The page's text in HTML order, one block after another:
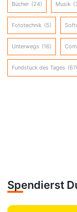
Bücher (24) Musik
Fototechnik (5)
Unterwegs (16)
Fundstück des Tages
Spendierst